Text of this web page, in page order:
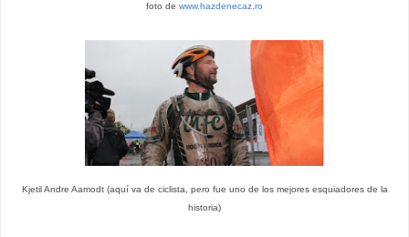
foto de www.hazdenecaz.ro
Kjetil Andre Aamodt (aquí va de ciclista, pero fue uno de los mejores esquiadores de la
historia)